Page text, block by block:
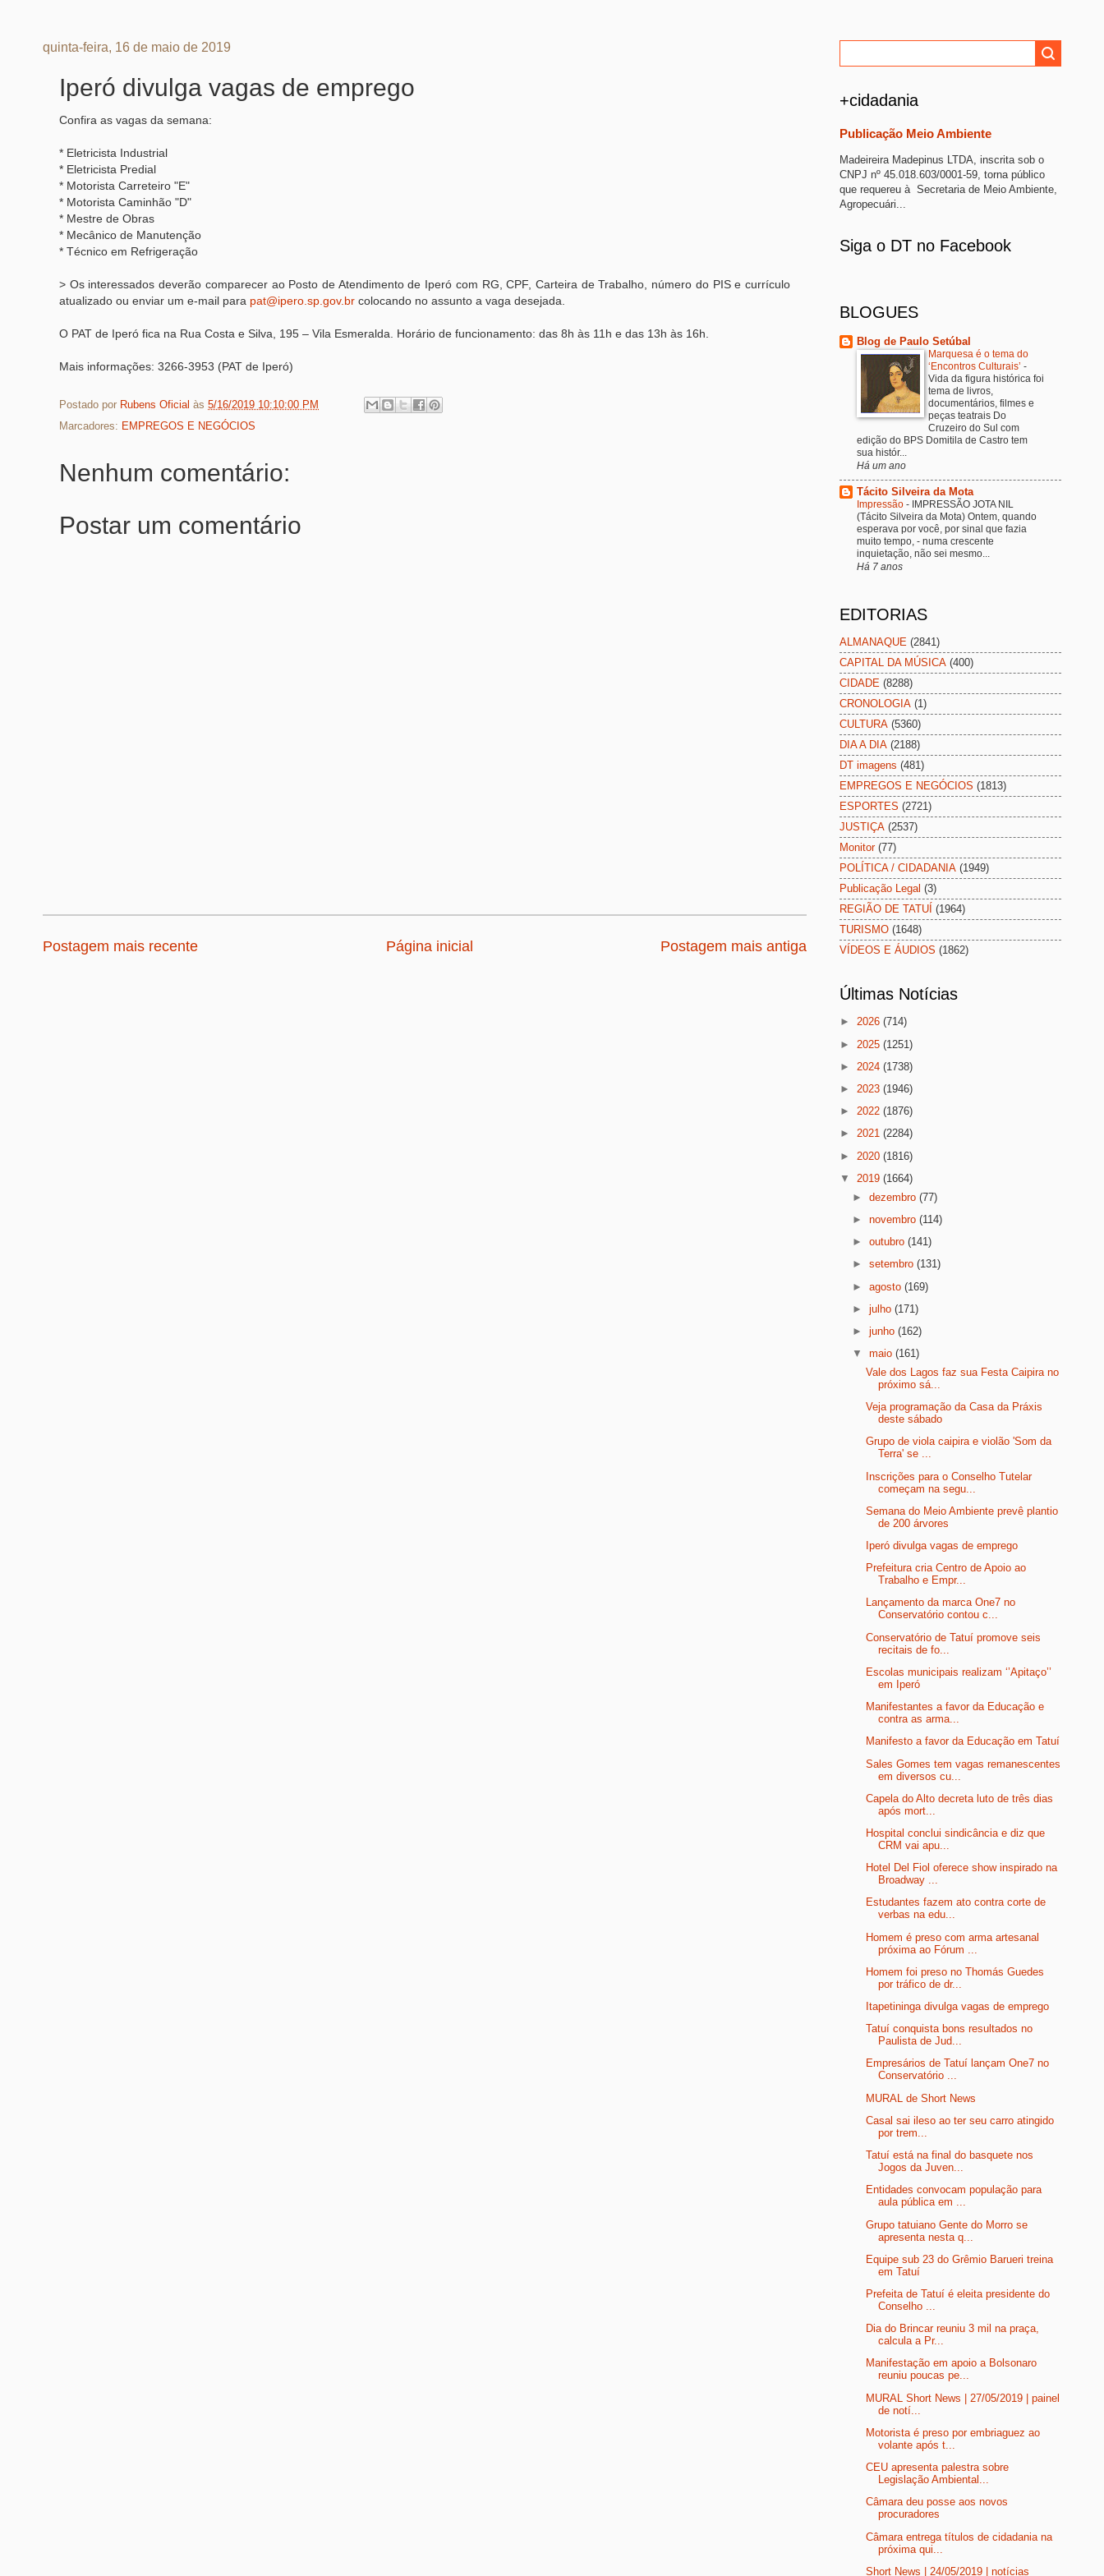
quinta-feira, 16 de maio de 2019
Iperó divulga vagas de emprego
Confira as vagas da semana:
* Eletricista Industrial
* Eletricista Predial
* Motorista Carreteiro "E"
* Motorista Caminhão "D"
* Mestre de Obras
* Mecânico de Manutenção
* Técnico em Refrigeração
> Os interessados deverão comparecer ao Posto de Atendimento de Iperó com RG, CPF, Carteira de Trabalho, número do PIS e currículo
atualizado ou enviar um e-mail para pat@ipero.sp.gov.br colocando no assunto a vaga desejada.
O PAT de Iperó fica na Rua Costa e Silva, 195 – Vila Esmeralda. Horário de funcionamento: das 8h às 11h e das 13h às 16h.
Mais informações: 3266-3953 (PAT de Iperó)
Postado por Rubens Oficial às 5/16/2019 10:10:00 PM
Marcadores: EMPREGOS E NEGÓCIOS
Nenhum comentário:
Postar um comentário
Postagem mais recente Postagem mais antiga
Página inicial
+cidadania
Publicação Meio Ambiente
Madeireira Madepinus LTDA, inscrita sob o
CNPJ nº 45.018.603/0001-59, torna público
que requereu à Secretaria de Meio Ambiente,
Agropecuári...
Siga o DT no Facebook
BLOGUES
Blog de Paulo Setúbal
Marquesa é o tema do
‘Encontros Culturais’ -
Vida da figura histórica foi
tema de livros,
documentários, filmes e
peças teatrais Do
Cruzeiro do Sul com
edição do BPS Domitila de Castro tem
sua histór...
Há um ano
Tácito Silveira da Mota
Impressão - IMPRESSÃO JOTA NIL
(Tácito Silveira da Mota) Ontem, quando
esperava por você, por sinal que fazia
muito tempo, - numa crescente
inquietação, não sei mesmo...
Há 7 anos
EDITORIAS
ALMANAQUE (2841)
CAPITAL DA MÚSICA (400)
CIDADE (8288)
CRONOLOGIA (1)
CULTURA (5360)
DIA A DIA (2188)
DT imagens (481)
EMPREGOS E NEGÓCIOS (1813)
ESPORTES (2721)
JUSTIÇA (2537)
Monitor (77)
POLÍTICA / CIDADANIA (1949)
Publicação Legal (3)
REGIÃO DE TATUÍ (1964)
TURISMO (1648)
VÍDEOS E ÁUDIOS (1862)
Últimas Notícias
► 2026 (714)
► 2025 (1251)
► 2024 (1738)
► 2023 (1946)
► 2022 (1876)
► 2021 (2284)
► 2020 (1816)
▼ 2019 (1664)
►dezembro(77)
►novembro(114)
►outubro(141)
►setembro(131)
►agosto(169)
►julho(171)
►junho(162)
▼maio(161)
Vale dos Lagos faz sua Festa Caipira no
próximo sá...
Veja programação da Casa da Práxis
deste sábado
Grupo de viola caipira e violão 'Som da
Terra' se ...
Inscrições para o Conselho Tutelar
começam na segu...
Semana do Meio Ambiente prevê plantio
de 200 árvores
Iperó divulga vagas de emprego
Prefeitura cria Centro de Apoio ao
Trabalho e Empr...
Lançamento da marca One7 no
Conservatório contou c...
Conservatório de Tatuí promove seis
recitais de fo...
Escolas municipais realizam ‘’Apitaço’’
em Iperó
Manifestantes a favor da Educação e
contra as arma...
Manifesto a favor da Educação em Tatuí
Sales Gomes tem vagas remanescentes
em diversos cu...
Capela do Alto decreta luto de três dias
após mort...
Hospital conclui sindicância e diz que
CRM vai apu...
Hotel Del Fiol oferece show inspirado na
Broadway ...
Estudantes fazem ato contra corte de
verbas na edu...
Homem é preso com arma artesanal
próxima ao Fórum ...
Homem foi preso no Thomás Guedes
por tráfico de dr...
Itapetininga divulga vagas de emprego
Tatuí conquista bons resultados no
Paulista de Jud...
Empresários de Tatuí lançam One7 no
Conservatório ...
MURAL de Short News
Casal sai ileso ao ter seu carro atingido
por trem...
Tatuí está na final do basquete nos
Jogos da Juven...
Entidades convocam população para
aula pública em ...
Grupo tatuiano Gente do Morro se
apresenta nesta q...
Equipe sub 23 do Grêmio Barueri treina
em Tatuí
Prefeita de Tatuí é eleita presidente do
Conselho ...
Dia do Brincar reuniu 3 mil na praça,
calcula a Pr...
Manifestação em apoio a Bolsonaro
reuniu poucas pe...
MURAL Short News | 27/05/2019 | painel
de notí...
Motorista é preso por embriaguez ao
volante após t...
CEU apresenta palestra sobre
Legislação Ambiental...
Câmara deu posse aos novos
procuradores
Câmara entrega títulos de cidadania na
próxima qui...
Short News | 24/05/2019 | notícias